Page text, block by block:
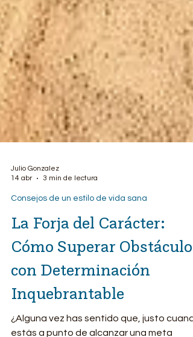
14 abr
3 min de lectura
Consejos de un estilo de vida sana
La Forja del Carácter:
Cómo Superar Obstáculos
con Determinación
Inquebrantable